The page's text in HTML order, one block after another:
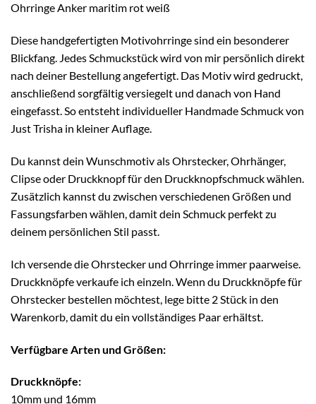
Ohrringe Anker maritim rot weiß
Diese handgefertigten Motivohrringe sind ein besonderer
Blickfang. Jedes Schmuckstück wird von mir persönlich direkt
nach deiner Bestellung angefertigt. Das Motiv wird gedruckt,
anschließend sorgfältig versiegelt und danach von Hand
eingefasst. So entsteht individueller Handmade Schmuck von
Just Trisha in kleiner Auflage.
Du kannst dein Wunschmotiv als Ohrstecker, Ohrhänger,
Clipse oder Druckknopf für den Druckknopfschmuck wählen.
Zusätzlich kannst du zwischen verschiedenen Größen und
Fassungsfarben wählen, damit dein Schmuck perfekt zu
deinem persönlichen Stil passt.
Ich versende die Ohrstecker und Ohrringe immer paarweise.
Druckknöpfe verkaufe ich einzeln. Wenn du Druckknöpfe für
Ohrstecker bestellen möchtest, lege bitte 2 Stück in den
Warenkorb, damit du ein vollständiges Paar erhältst.
Verfügbare Arten und Größen:
Druckknöpfe:
10mm und 16mm